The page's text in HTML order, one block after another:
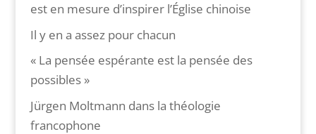
est en mesure d’inspirer l’Église chinoise
Il y en a assez pour chacun
« La pensée espérante est la pensée des
possibles »
Jürgen Moltmann dans la théologie
francophone